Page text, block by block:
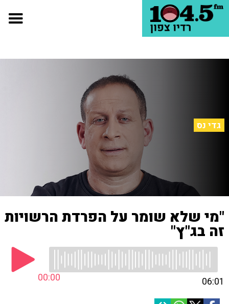
גדי נס
"מי שלא שומר על הפרדת הרשויות
זה בג"ץ"
00:00 06:01